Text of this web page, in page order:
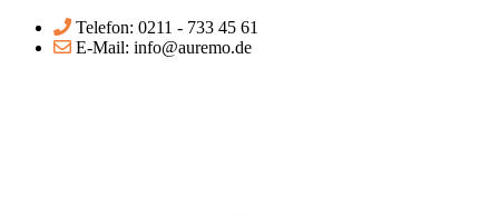
Telefon: 0211 - 733 45 61
E-Mail: info@auremo.de